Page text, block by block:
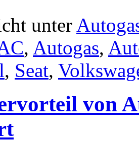
unter
, Autogas,
, Seat,
von